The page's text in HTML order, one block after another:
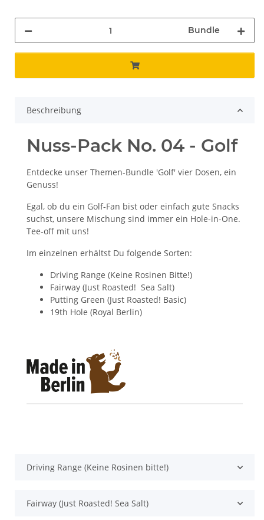
Bundle
Beschreibung
Nuss-Pack No. 04 - Golf
Entdecke unser Themen-Bundle 'Golf' vier Dosen, ein
Genuss!
Egal, ob du ein Golf-Fan bist oder einfach gute Snacks
suchst, unsere Mischung sind immer ein Hole-in-One.
Tee-off mit uns!
Im einzelnen erhältst Du folgende Sorten:
Driving Range (Keine Rosinen Bitte!)
Fairway (Just Roasted! Sea Salt)
Putting Green (Just Roasted! Basic)
19th Hole (Royal Berlin)
Driving Range (Keine Rosinen bitte!)
Fairway (Just Roasted! Sea Salt)